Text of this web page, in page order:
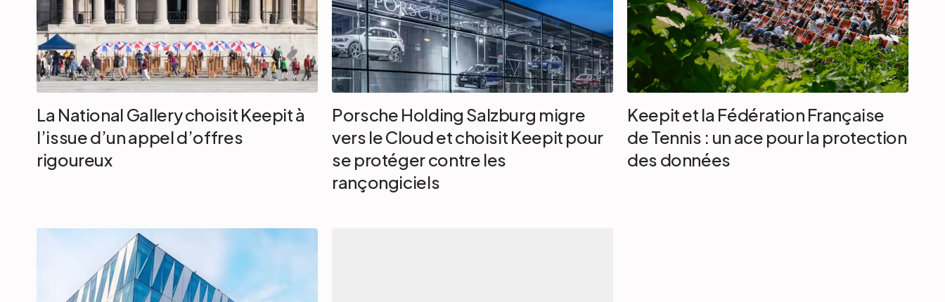
La National Gallery choisit Keepit à
l’issue d’un appel d’offres
rigoureux
Porsche Holding Salzburg migre
vers le Cloud et choisit Keepit pour
se protéger contre les
rançongiciels
Keepit et la Fédération Française
de Tennis : un ace pour la protection
des données